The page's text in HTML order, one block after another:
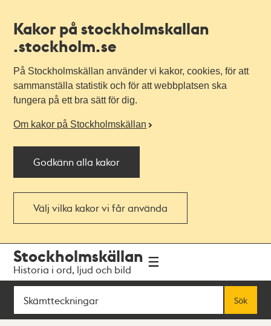
Kakor på stockholmskallan
.stockholm.se
På Stockholmskällan använder vi kakor, cookies, för att
sammanställa statistik och för att webbplatsen ska
fungera på ett bra sätt för dig.
Om kakor på Stockholmskällan
Godkänn alla kakor
Välj vilka kakor vi får använda
navigationen
huvudinnehållet
Stockholmskällan
Historia i ord, ljud och bild
Sök
Sök